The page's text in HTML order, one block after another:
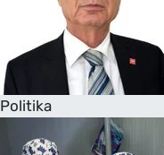
Politika